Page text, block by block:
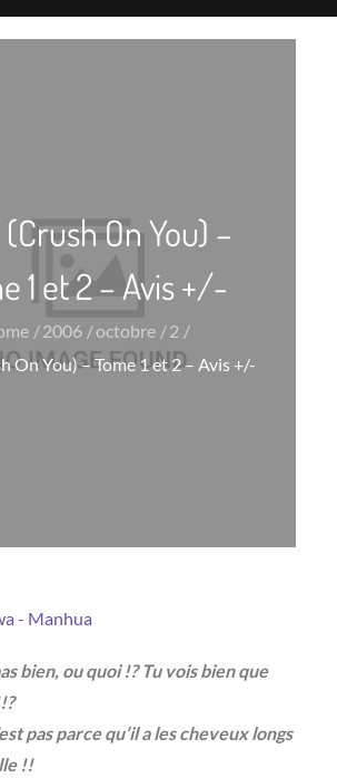
(Crush On You) –
1 et 2 – Avis +/-
2006 octobre
2
On You) – Tome 1 et 2 – Avis +/-
- Manhua
bien, ou quoi !? Tu vois bien que
pas parce qu’il a les cheveux longs
!!